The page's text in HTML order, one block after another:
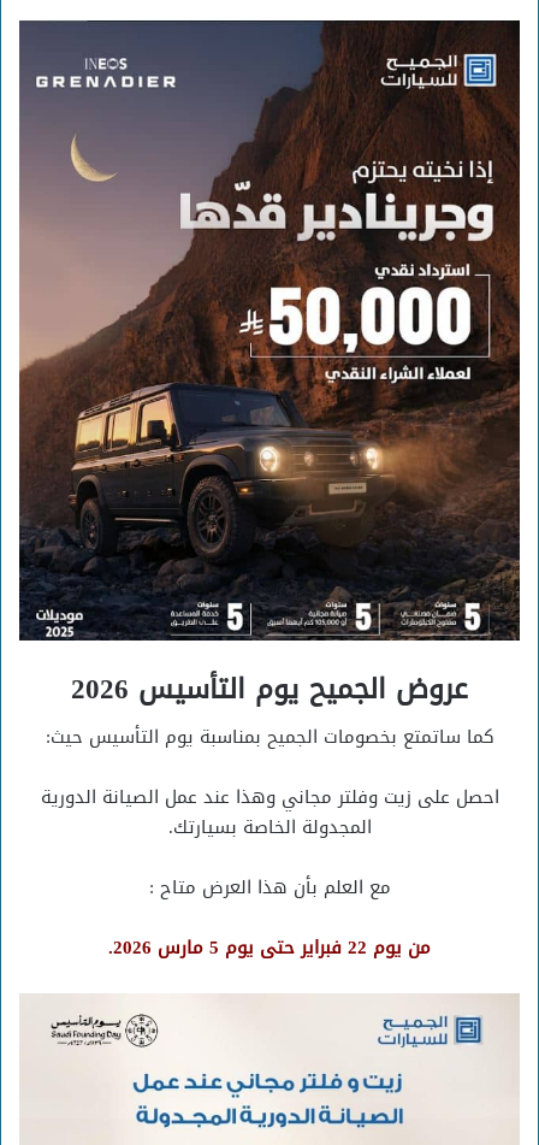
عروض الجميح يوم التأسيس 2026
كما ساتمتع بخصومات الجميح بمناسبة يوم التأسيس حيث:
احصل على زيت وفلتر مجاني وهذا عند عمل الصيانة الدورية
المجدولة الخاصة بسيارتك.
مع العلم بأن هذا العرض متاح :
من يوم 22 فبراير حتى يوم 5 مارس 2026.